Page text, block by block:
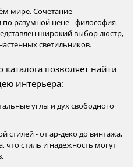
мире. Сочетание
по разумной цене - философия
широкий выбор люстр,
светильников.
каталога позволяет найти
интерьера:
углы и дух свободного
стилей - от ар-деко до винтажа,
что стиль и надежность могут